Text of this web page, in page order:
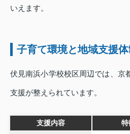
いえます。
子育て環境と地域支援
伏見南浜小学校校区周辺では、京
支援が整えられています。
支援内容 特